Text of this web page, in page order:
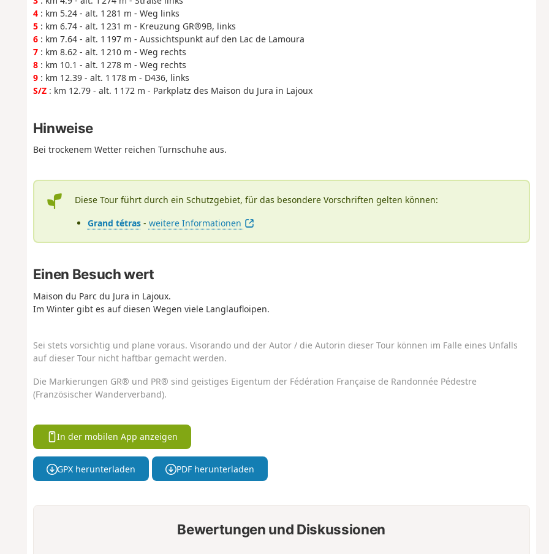
4: km 5.24 - alt. 1 281 m - Weg links
5: km 6.74 - alt. 1 231 m - Kreuzung GR®9B, links
6: km 7.64 - alt. 1 197 m - Aussichtspunkt auf den Lac de Lamoura
7: km 8.62 - alt. 1 210 m - Weg rechts
8: km 10.1 - alt. 1 278 m - Weg rechts
9: km 12.39 - alt. 1 178 m - D436, links
S/Z: km 12.79 - alt. 1 172 m - Parkplatz des Maison du Jura in Lajoux
Hinweise
Bei trockenem Wetter reichen Turnschuhe aus.
Diese Tour führt durch ein Schutzgebiet, für das besondere Vorschriften gelten können:
Grand tétras- weitere Informationen
Einen Besuch wert
Maison du Parc du Jura in Lajoux.
Im Winter gibt es auf diesen Wegen viele Langlaufloipen.
Sei stets vorsichtig und plane voraus. Visorando und der Autor / die Autorin dieser Tour können im Falle eines Unfalls
auf dieser Tour nicht haftbar gemacht werden.
Die Markierungen GR® und PR® sind geistiges Eigentum der Fédération Française de Randonnée Pédestre
(Französischer Wanderverband).
In der mobilen App anzeigen
GPX herunterladen PDF herunterladen
Bewertungen und Diskussionen